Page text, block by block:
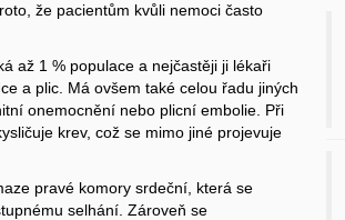
že pacientům kvůli nemoci často
až 1 % populace a nejčastěji ji lékaři
a plic. Má ovšem také celou řadu jiných
onemocnění nebo plicní embolie. Při
krev, což se mimo jiné projevuje
pravé komory srdeční, která se
selhání. Zároveň se